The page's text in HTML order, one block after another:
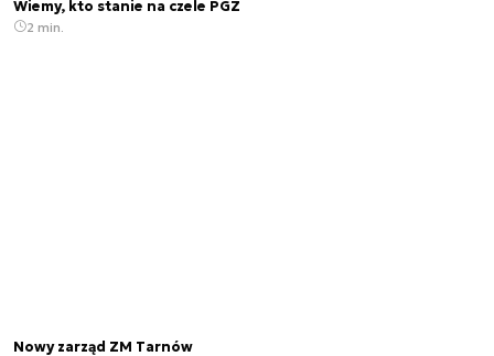
Wiemy, kto stanie na czele PGZ
2 min.
Nowy zarząd ZM Tarnów